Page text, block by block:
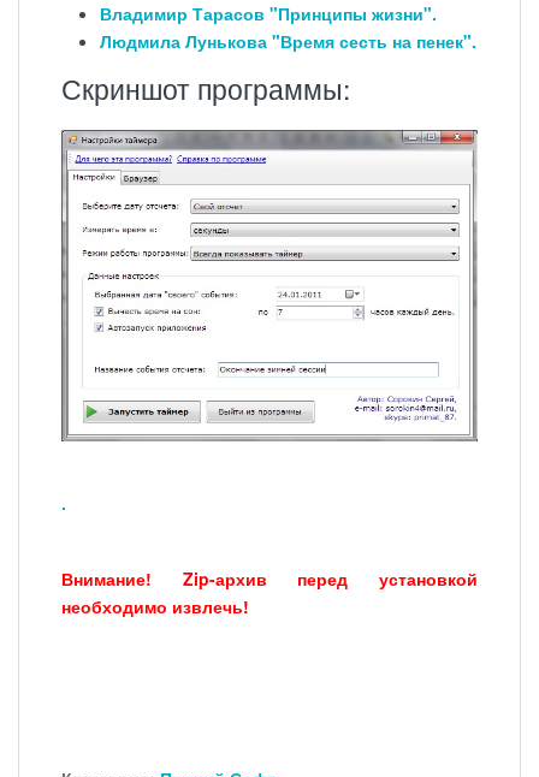
Владимир Тарасов "Принципы жизни".
Людмила Лунькова "Время сесть на пенек".
Скриншот программы:
.
Внимание! Zip-архив перед установкой
необходимо извлечь!